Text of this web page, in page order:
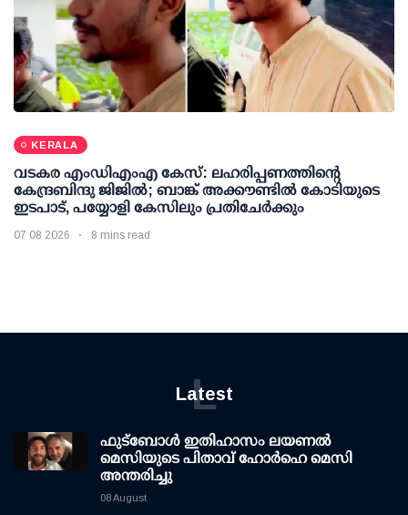
KERALA
വടകര എംഡിഎംഎ കേസ്: ലഹരിപ്പണത്തിന്റെ
കേന്ദ്രബിന്ദു ജിജില്‍; ബാങ്ക് അക്കൗണ്ടില്‍ കോടിയുടെ
ഇടപാട്, പയ്യോളി കേസിലും പ്രതിചേര്‍ക്കും
07 08 2026 8 mins read
Latest
L
ഫുട്ബോൾ ഇതിഹാസം ലയണൽ
മെസിയുടെ പിതാവ് ഹോർഹെ മെസി
അന്തരിച്ചു
08 August